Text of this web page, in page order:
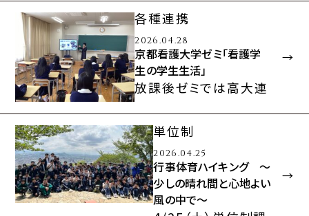
募集要項
説明会行事
よくあるご質問 入試
Q&A
過去の入試結果
教育実習の申込につ
いて
保護者の皆さまへ
Tea time
在校生（各種届け出）
罹患証明書
インフルエンザ・コロ
ナ等欠席報告書
要望書を校長先生に提
出しました。各項目に
関…
各種連携
2026.04.28
京都看護大学ゼミ「看護学
生の学生生活」
放課後ゼミでは高大連
します。4月は、昨年、包
括的連携協定を締結
し…
単位制
2026.04.25
行事体育ハイキング ～
少しの晴れ間と心地よい
風の中で～